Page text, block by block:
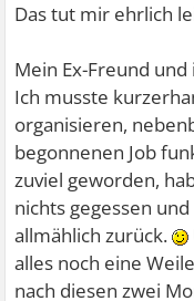
Das tut mir ehrlich
Mein Ex-Freund
Ich musste
organisieren,
begonnenen Job
zuviel geworden,
nichts gegessen
allmählich zurück.
alles noch eine
nach diesen zwei